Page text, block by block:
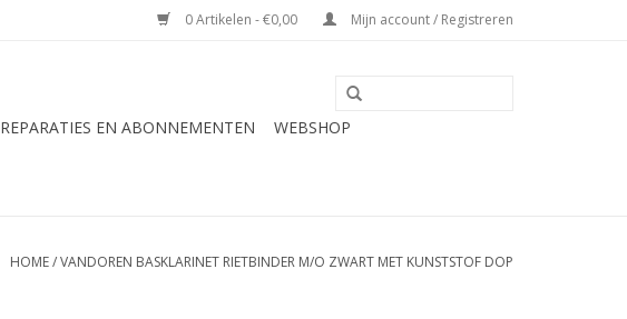
0 Artikelen - €0,00 Mijn account / Registreren
REPARATIES EN ABONNEMENTEN
WEBSHOP
HOME/VANDOREN BASKLARINET RIETBINDER M/O ZWART MET KUNSTSTOF DOP